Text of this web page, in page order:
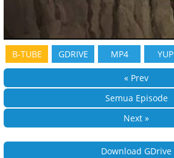
B-TUBE GDRIVE MP4 YUP
« Prev
Semua Episode
Next »
Download GDrive